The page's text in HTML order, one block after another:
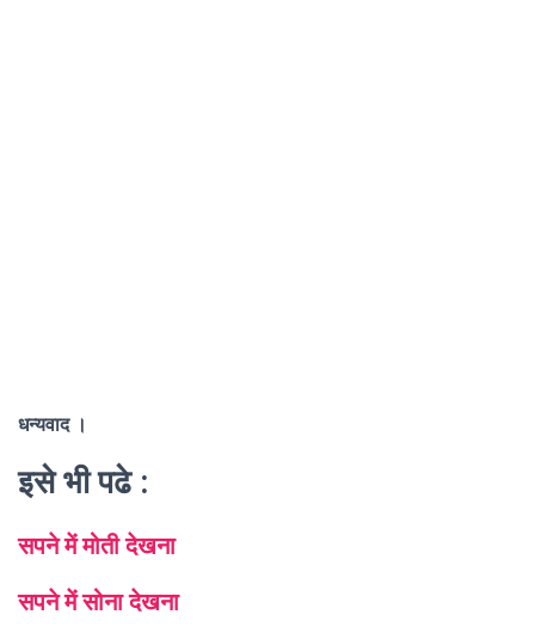
धन्यवाद ।
इसे भी पढे :
सपने में मोती देखना
सपने में सोना देखना